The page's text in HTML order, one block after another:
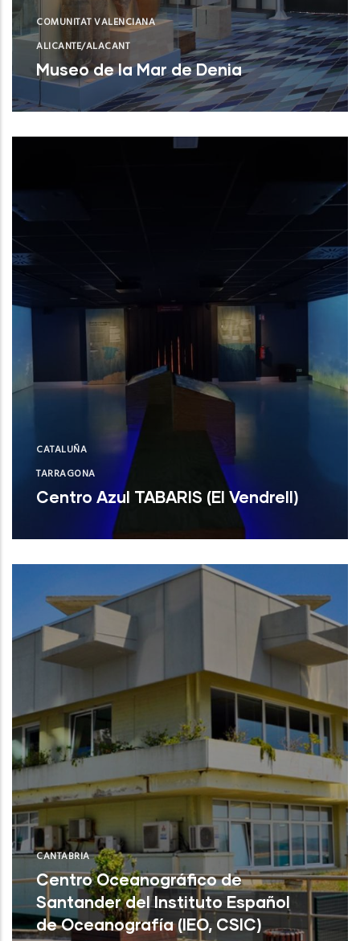
COMUNITAT VALENCIANA
ALICANTE/ALACANT
Museo de la Mar de Denia
Museo de la Mar de DeniaNUEVO
CATALUÑA
TARRAGONA
Centro Azul TABARIS (El Vendrell)
Centro Azul TABARIS (El Vendrell)NUEVO
CANTABRIA
Centro Oceanográfico de
Santander del Instituto Español
de Oceanografía (IEO, CSIC)